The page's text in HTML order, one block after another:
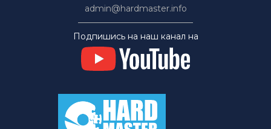
admin@hardmaster.info
Подпишись на наш канал на